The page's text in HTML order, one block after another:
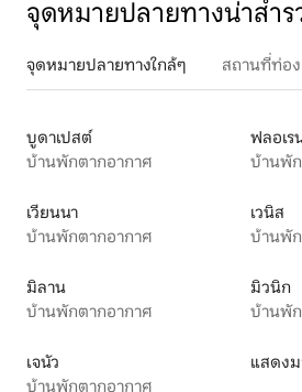
จุดหมายปลายทางน่าสำร
จุดหมายปลายทางใกล้ๆ สถานที่ท่อ
บูดาเปสต์
บ้านพักตากอากาศ
ฟลอเร
บ้านพั
เวียนนา
บ้านพักตากอากาศ
เวนิส
บ้านพั
มิลาน
บ้านพักตากอากาศ
มิวนิก
บ้านพั
เจนัว
บ้านพักตากอากาศ
แสดง